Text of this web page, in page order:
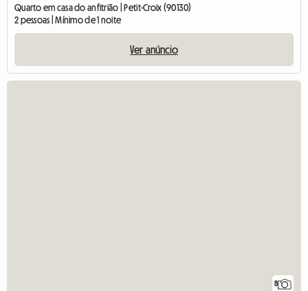
Quarto em casa do anfitrião | Petit-Croix (90130)
2 pessoas | Mínimo de 1 noite
Ver anúncio
8